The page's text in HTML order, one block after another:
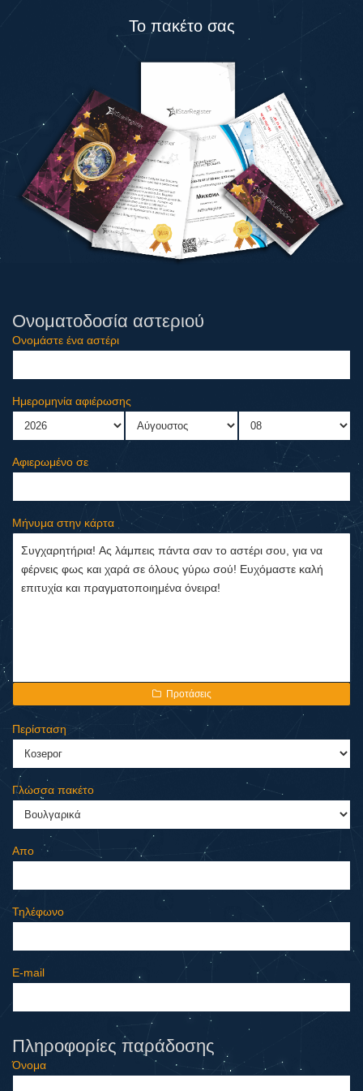
Το πακέτο σας
Ονοματοδοσία αστεριού
Ονομάστε ένα αστέρι
Ημερομηνία αφιέρωσης
Αφιερωμένο σε
Μήνυμα στην κάρτα
Προτάσεις
Περίσταση
Γλώσσα πακέτο
Απο
Τηλέφωνο
E-mail
Πληροφορίες παράδοσης
Όνομα